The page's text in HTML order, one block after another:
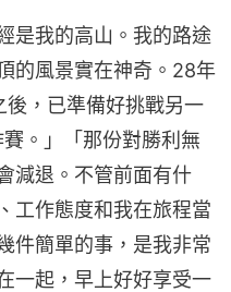
是我的高山。我的路途
的風景實在神奇。28年
，已準備好挑戰另一
。」「那份對勝利無
減退。不管前面有什
工作態度和我在旅程當
件簡單的事，是我非常
一起，早上好好享受一